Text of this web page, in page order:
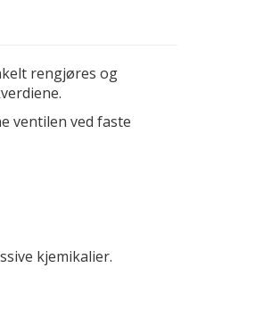
rengjøres og
ventilen ved faste
kjemikalier.